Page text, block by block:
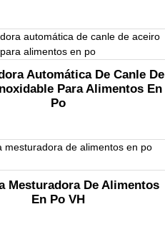
Automática De Canle De
Para Alimentos En
Po
Mesturadora De Alimentos
En Po VH